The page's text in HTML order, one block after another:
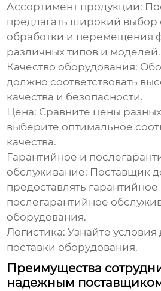
Ассортимент продукции:
предлагать широкий выбор
обработки и перемещения
различных типов и моделей.
Качество оборудования:
должно соответствовать
качества и безопасности.
Цена: Сравните цены
выберите оптимальное
качества.
Гарантийное и
обслуживание: Поставщик
предоставлять гарантийное
послегарантийное
оборудования.
Логистика: Узнайте условия
поставки оборудования.
Преимущества
надежным